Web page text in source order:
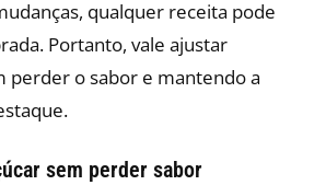
qualquer receita pode
Portanto, vale ajustar
perder o sabor e mantendo a
sem perder sabor